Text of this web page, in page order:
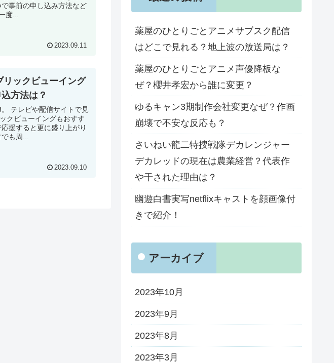
事前の申し込み方法など
度...
2023.09.11
リックビューイング
方法は？
テレビや配信サイトで見
クビューイングもおすす
援すると更に盛り上がり
も周...
2023.09.10
薬屋のひとりごとアニメサブスク配信
はどこで見れる？地上波の放送局は？
薬屋のひとりごとアニメ声優降板な
ぜ？櫻井孝宏から誰に変更？
ゆるキャン3期制作会社変更なぜ？作画
崩壊で不安な反応も？
さいねい龍二特捜戦隊デカレンジャー
デカレッドの現在は農業経営？代表作
や干された理由は？
幽遊白書実写netflixキャストを顔画像付
きで紹介！
アーカイブ
2023年10月
2023年9月
2023年8月
2023年3月